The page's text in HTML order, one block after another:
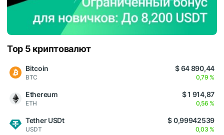
Top 5 криптовалют
Bitcoin
BTC
$ 64 890,44
0,79 %
Ethereum
ETH
$ 1 914,87
0,56 %
Tether USDt
USDT
$ 0,99942539
0,03 %